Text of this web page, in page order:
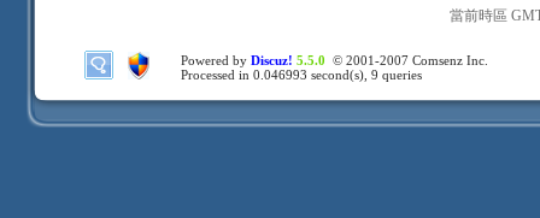
當前時區
Powered by Discuz! 5.5.0 © 2001-2007 Comsenz Inc.
Processed in 0.046993 second(s), 9 queries